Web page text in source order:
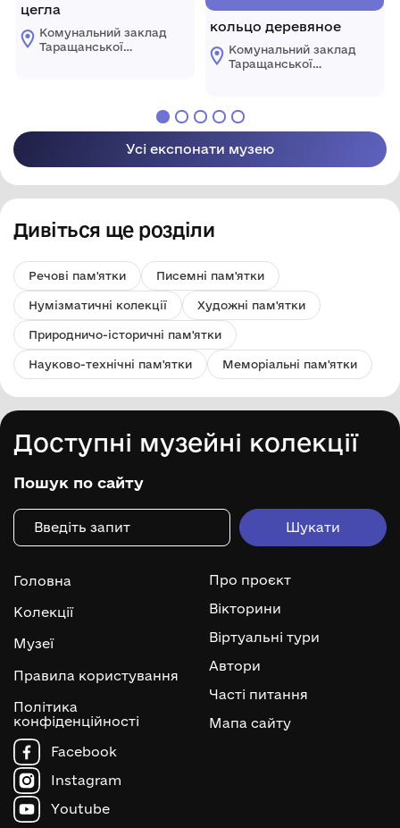
цегла
Комунальний заклад
Таращанської
кольцо деревяное
Комунальний заклад
Таращанської
краєзнавчий музей"
Усі експонати музею
Дивіться ще розділи
Речові пам'ятки Писемні пам'ятки
Нумізматичні колекції Художні пам'ятки
Природничо-історичні пам'ятки
Науково-технічні пам'ятки Меморіальні пам'ятки
Доступні музейні колекції
Пошук по сайту
Головна
Колекції
Музеї
Правила користування
Політика
конфіденційності
Про проєкт
Вікторини
Віртуальні тури
Автори
Часті питання
Мапа сайту
Facebook
Instagram
Youtube